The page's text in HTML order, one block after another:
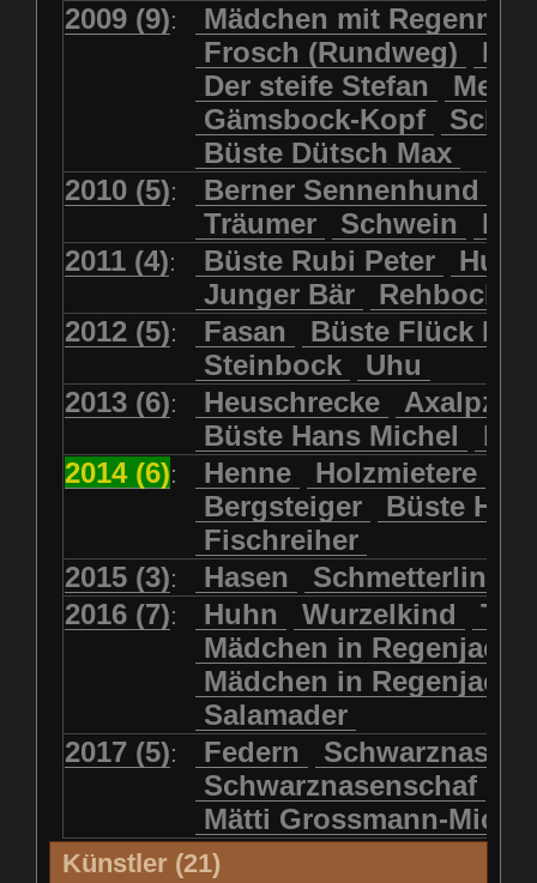
2009 (9):
Mädchen mit
Frosch (Rundweg)
Der steife Stefan
Gämsbock-Kopf
Büste Dütsch Max
2010 (5): Berner Sennenhund
Träumer
Schwein
2011 (4): Büste Rubi Peter
Junger Bär
2012 (5): Fasan
Büste Flück
Steinbock
Uhu
2013 (6): Heuschrecke
Büste Hans Michel
2014 (6): Henne Holzmietere
Bergsteiger
Büste HP
Fischreiher
2015 (3): Hasen Schmetterlinge
2016 (7): Huhn Wurzelkind
Mädchen in
Mädchen in Regenjacke
Salamader
2017 (5): Federn
Schwarznasenschaf
Mätti Grossmann-
Künstler (21)